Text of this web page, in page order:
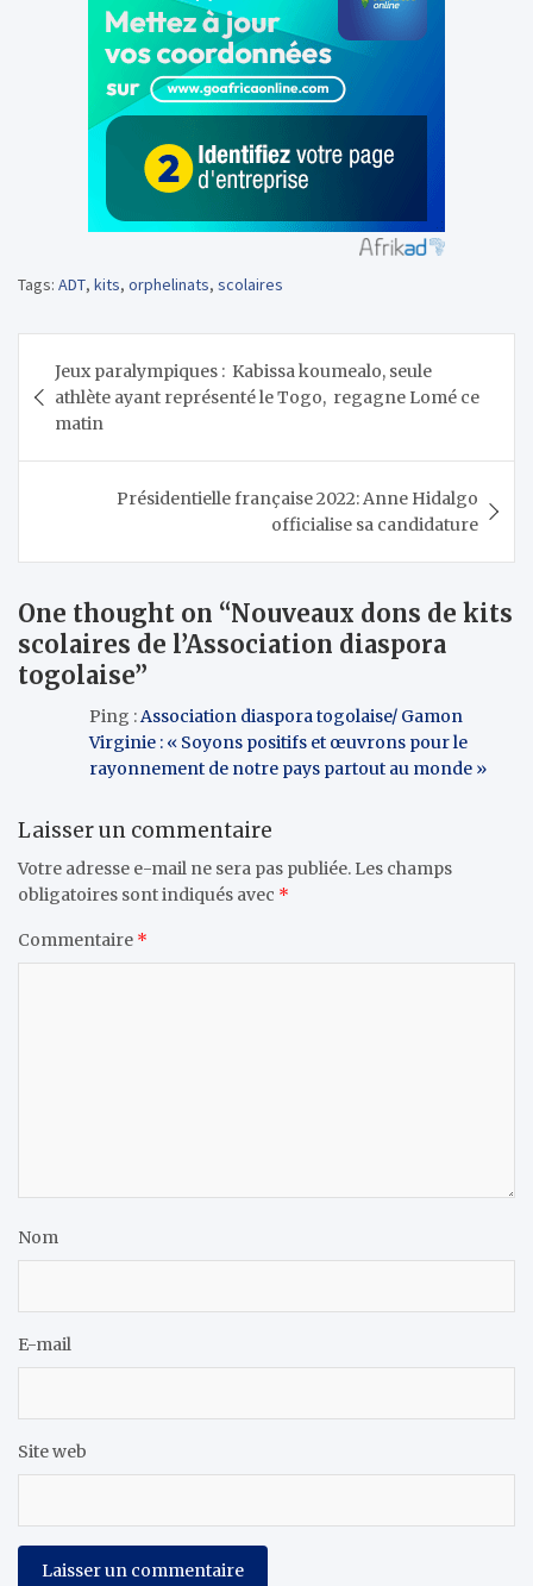
Tags: ADT, kits, orphelinats, scolaires
de
l’article
Jeux paralympiques : Kabissa koumealo, seule
athlète ayant représenté le Togo, regagne Lomé ce
matin
Présidentielle française 2022: Anne Hidalgo
officialise sa candidature
One thought on “Nouveaux dons de kits
scolaires de l’Association diaspora
togolaise”
Ping :Association diaspora togolaise/ Gamon
Virginie : « Soyons positifs et œuvrons pour le
rayonnement de notre pays partout au monde »
Laisser un commentaire
Votre adresse e-mail ne sera pas publiée. Les champs
obligatoires sont indiqués avec *
Commentaire *
Nom
E-mail
Site web